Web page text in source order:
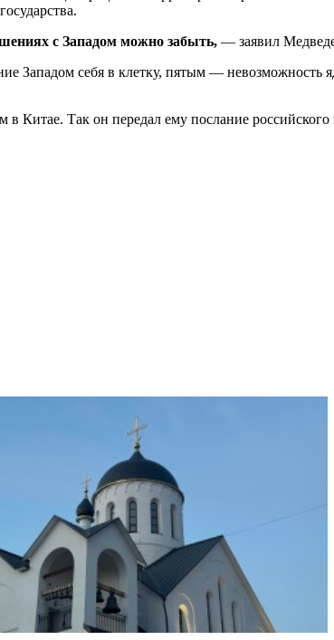
с Западом можно забыть, — заявил
Западом себя в клетку, пятым — невозможность
Китае. Так он передал ему послание